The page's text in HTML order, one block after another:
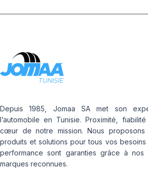
Depuis 1985, Jomaa SA met son
l’automobile en Tunisie. Proximité,
cœur de notre mission. Nous
produits et solutions pour tous vos besoins
performance sont garanties grâce à nos
marques reconnues.